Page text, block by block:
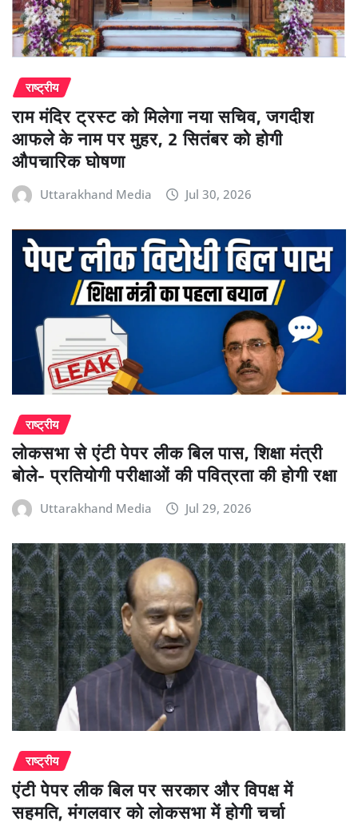
राष्ट्रीय
राम मंदिर ट्रस्ट को मिलेगा नया सचिव, जगदीश
आफले के नाम पर मुहर, 2 सितंबर को होगी
औपचारिक घोषणा
Uttarakhand Media Jul 30, 2026
राष्ट्रीय
लोकसभा से एंटी पेपर लीक बिल पास, शिक्षा मंत्री
बोले- प्रतियोगी परीक्षाओं की पवित्रता की होगी रक्षा
Uttarakhand Media Jul 29, 2026
राष्ट्रीय
एंटी पेपर लीक बिल पर सरकार और विपक्ष में
सहमति, मंगलवार को लोकसभा में होगी चर्चा